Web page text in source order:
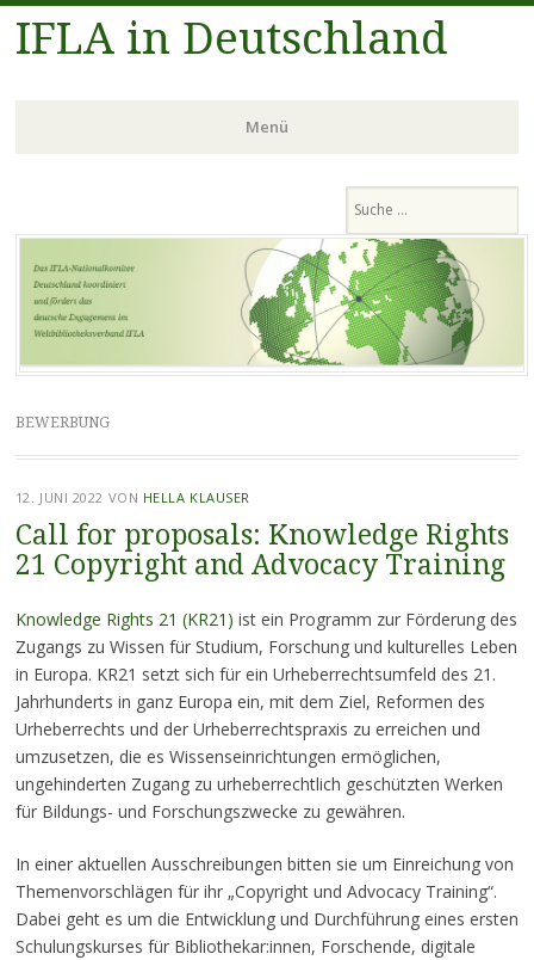
IFLA in Deutschland
Menü
springen
BEWERBUNG
12. JUNI 2022 VON HELLA KLAUSER
Call for proposals: Knowledge Rights
21 Copyright and Advocacy Training
Knowledge Rights 21 (KR21) ist ein Programm zur Förderung des
Zugangs zu Wissen für Studium, Forschung und kulturelles Leben
in Europa. KR21 setzt sich für ein Urheberrechtsumfeld des 21.
Jahrhunderts in ganz Europa ein, mit dem Ziel, Reformen des
Urheberrechts und der Urheberrechtspraxis zu erreichen und
umzusetzen, die es Wissenseinrichtungen ermöglichen,
ungehinderten Zugang zu urheberrechtlich geschützten Werken
für Bildungs- und Forschungszwecke zu gewähren.
In einer aktuellen Ausschreibungen bitten sie um Einreichung von
Themenvorschlägen für ihr „Copyright und Advocacy Training“.
Dabei geht es um die Entwicklung und Durchführung eines ersten
Schulungskurses für Bibliothekar:innen, Forschende, digitale